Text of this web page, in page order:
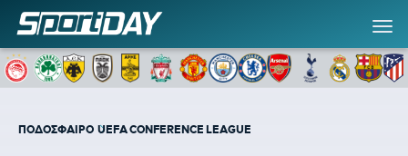
ΠΟΔΟΣΦΑΙΡΟ UEFA CONFERENCE LEAGUE